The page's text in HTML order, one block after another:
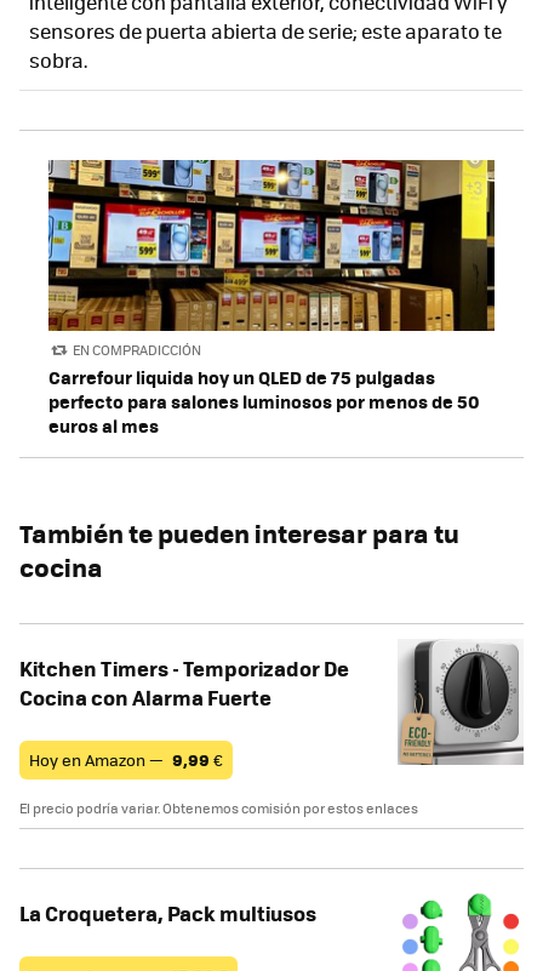
sensores de puerta abierta de serie; este aparato te
sobra.
EN COMPRADICCIÓN
Carrefour liquida hoy un QLED de 75 pulgadas
perfecto para salones luminosos por menos de 50
euros al mes
También te pueden interesar para tu
cocina
Kitchen Timers - Temporizador De
Cocina con Alarma Fuerte
Hoy en Amazon — 9,99 €
El precio podría variar. Obtenemos comisión por estos enlaces
La Croquetera, Pack multiusos